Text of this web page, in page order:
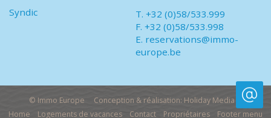
Syndic
T. +32 (0)58/533.999
F. +32 (0)58/533.998
E. reservations@immo-
europe.be
© Immo Europe
Conception & réalisation: Holiday Media
Home
Logements de vacances Contact Propriétaires Footer menu